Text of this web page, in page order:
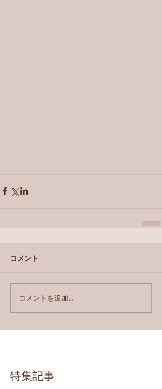
コメント
コメントを追加…
特集記事